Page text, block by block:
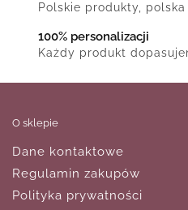
Polskie produkty,
100% personalizacji
Każdy produkt
O sklepie
Dane kontaktowe
Regulamin zakupów
Polityka prywatności